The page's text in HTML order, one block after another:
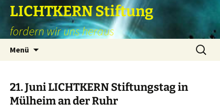
Zum
Inhalt
springen
LICHTKERN Stiftung
fordern wir uns heraus
Menü
Suchen
nach:
21. Juni LICHTKERN Stiftungstag in
Mülheim an der Ruhr